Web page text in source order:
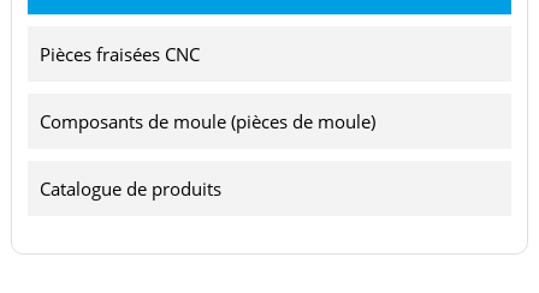
Pièces fraisées CNC
Composants de moule (pièces de moule)
Catalogue de produits